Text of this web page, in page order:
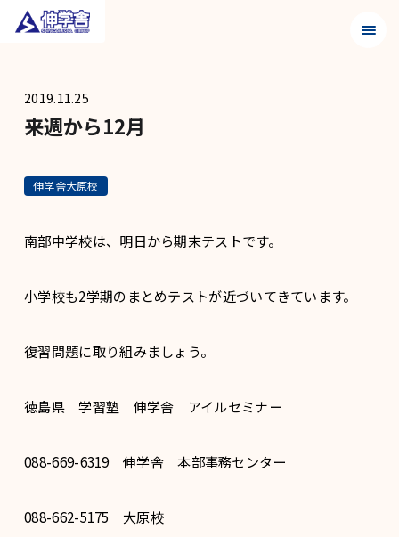
メニ
2019.11.25
来週から12月
伸学舎大原校
南部中学校は、明日から期末テストです。
小学校も2学期のまとめテストが近づいてきています。
復習問題に取り組みましょう。
徳島県 学習塾 伸学舎 アイルセミナー
088-669-6319 伸学舎 本部事務センター
088-662-5175 大原校